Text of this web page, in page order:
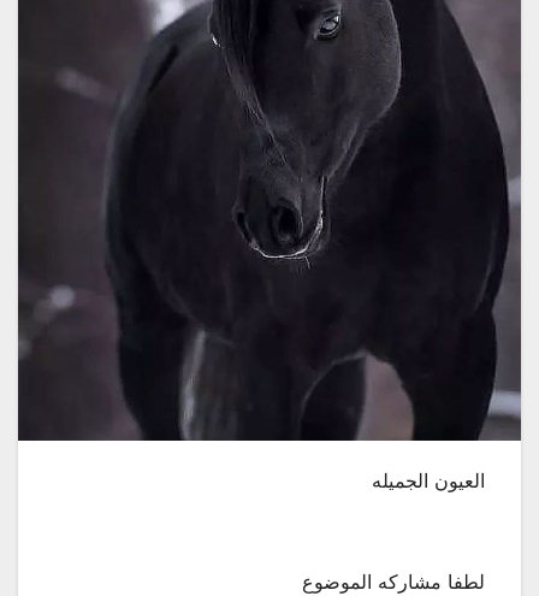
العيون الجميله
لطفا مشاركه الموضوع